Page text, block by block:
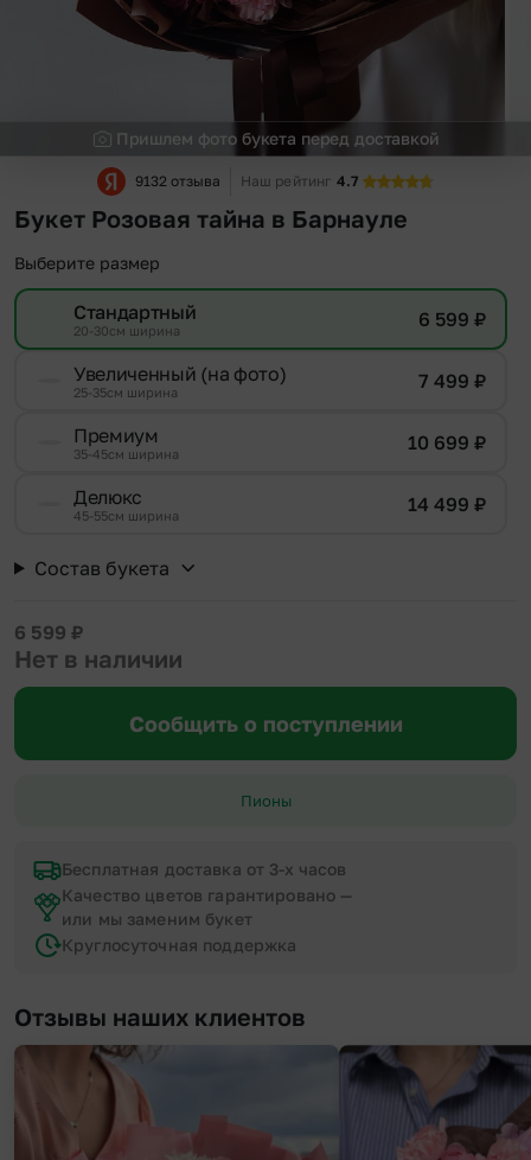
Пришлем фото букета перед доставкой
9132 отзыва Наш рейтинг 4.7
Букет Розовая тайна в Барнауле
Выберите размер
Стандартный
20-30см ширина 6 599 ₽
Увеличенный (на фото)
25-35см ширина 7 499 ₽
Премиум
35-45см ширина 10 699 ₽
Делюкс
45-55см ширина 14 499 ₽
Состав букета
6 599 ₽
Нет в наличии
Сообщить о поступлении
Пионы
Бесплатная доставка от 3-х часов
Качество цветов гарантировано —
или мы заменим букет
Круглосуточная поддержка
Отзывы наших клиентов